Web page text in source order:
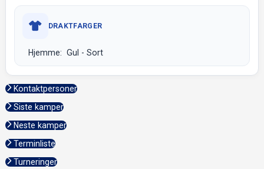
DRAKTFARGER
Hjemme: Gul - Sort
Kontaktpersoner
Siste kamper
Neste kamper
Terminliste
Turneringer